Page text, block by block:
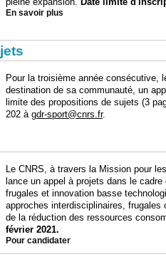
En savoir plus
Pour la troisième année consécutive,
destination de sa communauté, un
limite des propositions de sujets (3
202 à gdr-sport@cnrs.fr.
Le CNRS, à travers la Mission pour
lance un appel à projets dans le
frugales et innovation basse
approches interdisciplinaires, frugales
de la réduction des ressources
février 2021.
Pour candidater